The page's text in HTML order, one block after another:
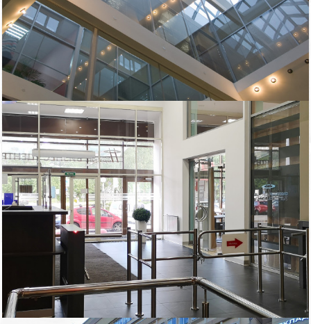
Срок договора: 11 месяцев, предоплата первого и последнего
месяца
Парковка: На территории БЦ
Расположение: 2-к. А
Провайдеры: стартелеком
смарттелеком
билайн
порттелеком
Оплата: Работаем с НДС
Вход: Для арендаторов по документу, для клиентов по документу
Входит в ставку: коммунальные услуги, включая электроэнергию;
Помещение: с окном, без мебели
Для организации просмотра помещений, а также для получения
консультации по условиям аренды, позвоните нам. Для вас наши
услуги абсолютно БЕСПЛАТНЫ, их оплачивают бизнес-центры.
Договор аренды вы заключаете напрямую с собственником. Без
скрытых комиссий и платежей.
Обратите внимание, на фото показан пример возможной
отделки офиса.
Пожаловаться на объявление
Продано
Несуществующий объект
Неверная цена
Неверный адрес